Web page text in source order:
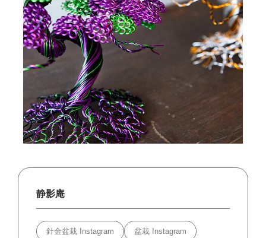
静影庵
針金盆栽 Instagram 盆栽 Instagram